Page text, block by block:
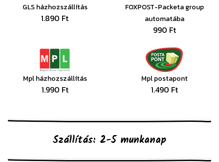
GLS házhozszállítás
1.890 Ft
FOXPOST-Packeta group
automatába
990 Ft
Mpl házhozszállítás
1.990 Ft
Mpl postapont
1.490 Ft
Szállítás: 2-5 munkanap